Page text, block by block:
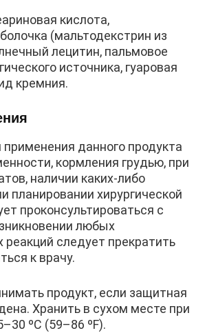
кислота,
(мальтодекстрин из
лецитин, пальмовое
источника, гуаровая
кремния.
данного продукта
кормления грудью, при
наличии каких-либо
планировании хирургической
проконсультироваться с
любых
следует прекратить
к врачу.
продукт, если защитная
Хранить в сухом месте при
ºC (59–86 ºF).